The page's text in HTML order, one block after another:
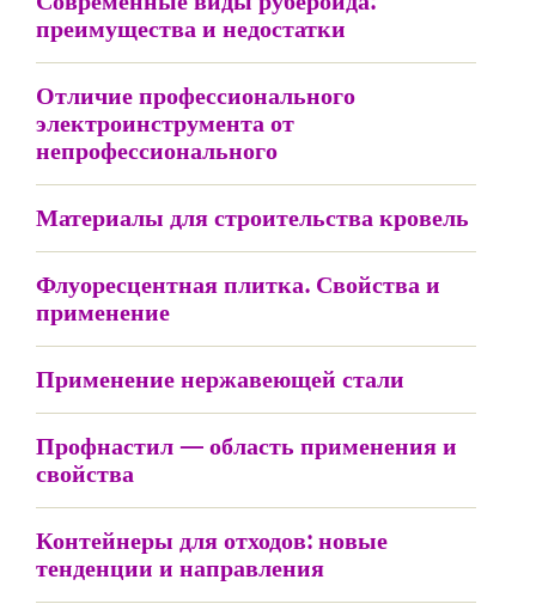
преимущества и недостатки
Отличие профессионального
электроинструмента от
непрофессионального
Материалы для строительства кровель
Флуоресцентная плитка. Свойства и
применение
Применение нержавеющей стали
Профнастил — область применения и
свойства
Контейнеры для отходов: новые
тенденции и направления